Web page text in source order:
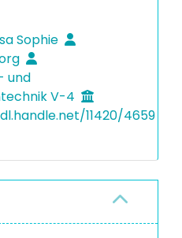
Sophie
und
V-4
11420/4659